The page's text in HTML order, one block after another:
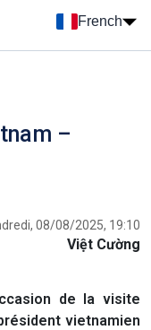
French
–
08/08/2025, 19:10
Việt Cường
de la visite
vietnamien